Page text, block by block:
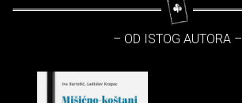
– OD ISTOG AUTORA –